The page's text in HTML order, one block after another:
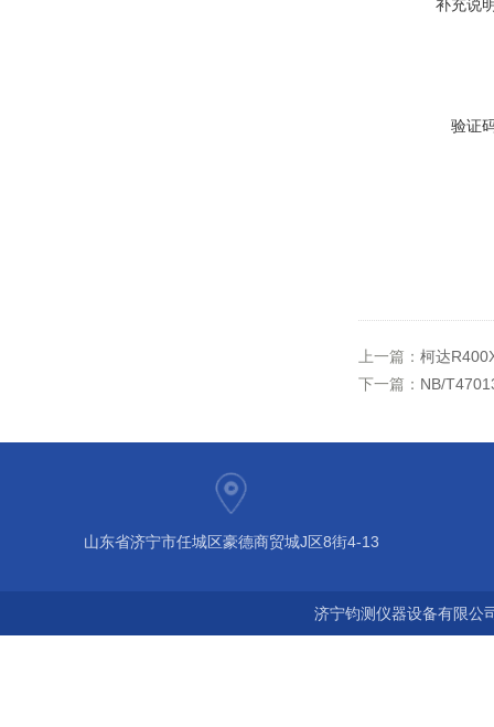
补充说
验证
上一篇： 柯达
下一篇： NB/
山东省济宁市任城区豪德商贸城J区8街4-13
济宁钧测仪器设备有限